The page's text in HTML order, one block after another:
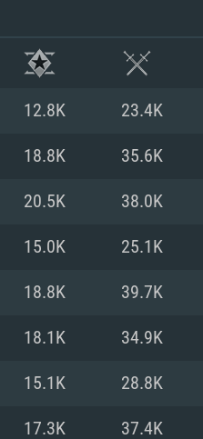
시스템
12.8K 23.4K
18.8K 35.6K
20.5K 38.0K
15.0K 25.1K
18.8K 39.7K
18.1K 34.9K
15.1K 28.8K
17.3K 37.4K